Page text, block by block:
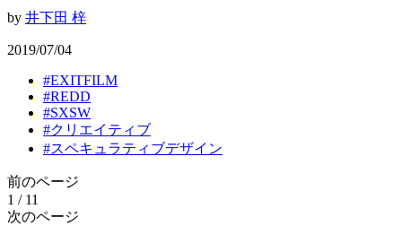
by 井下田 梓
2019/07/04
#EXITFILM
#REDD
#SXSW
#クリエイティブ
#スペキュラティブデザイン
前のページ
1 / 11
次のページ